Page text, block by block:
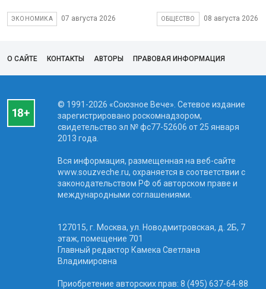
ЭКОНОМИКА 07 августа 2026 ОБЩЕСТВО 08 августа 2026
О САЙТЕ КОНТАКТЫ АВТОРЫ ПРАВОВАЯ ИНФОРМАЦИЯ
© 1991-2026 «Союзное Вече». Сетевое издание
зарегистрировано роскомнадзором,
свидетельство эл № фc77-52606 от 25 января
2013 года.
Вся информация, размещенная на веб-сайте
www.souzveche.ru, охраняется в соответствии с
законодательством РФ об авторском праве и
международными соглашениями.
127015, г. Москва, ул. Новодмитровская, д. 2Б, 7
этаж, помещение 701
Главный редактор Камека Светлана
Владимировна
Приобретение авторских прав: 8 (495) 637-64-88